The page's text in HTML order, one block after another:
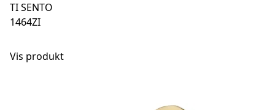
TI SENTO
1464ZI
Vis produkt